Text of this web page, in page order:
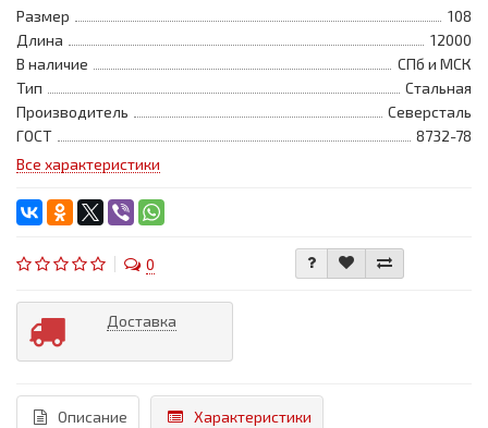
Размер
108
Длина
12000
В наличие
СПб и МСК
Тип
Стальная
Производитель
Северсталь
ГОСТ
8732-78
Все характеристики
0
Доставка
Описание Характеристики